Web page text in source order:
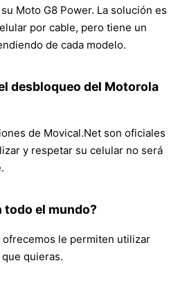
Moto G8 Power. La solución es
por cable, pero tiene un
de cada modelo.
desbloqueo del Motorola
de Movical.Net son oficiales
y respetar su celular no será
todo el mundo?
le permiten utilizar
quieras.